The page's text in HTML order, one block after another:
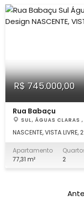
R$ 745.000,00
Rua Babaçu
NASCENTE, VISTA LIVRE, 22º
cozinha grande, área
condomínio tem que
Apartamento
77,31 m²
2